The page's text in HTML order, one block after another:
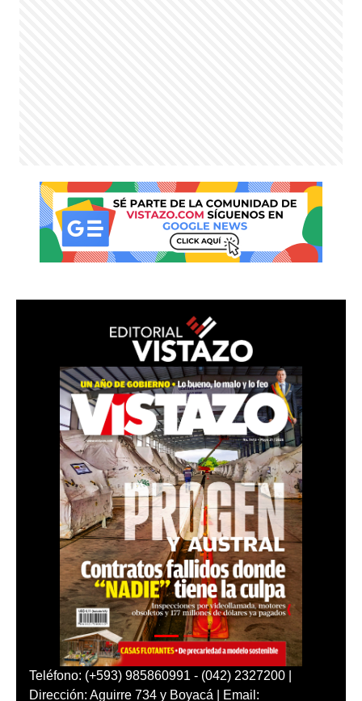
Teléfono: (+593) 985860991 - (042) 2327200 |
Dirección: Aguirre 734 y Boyacá | Email: